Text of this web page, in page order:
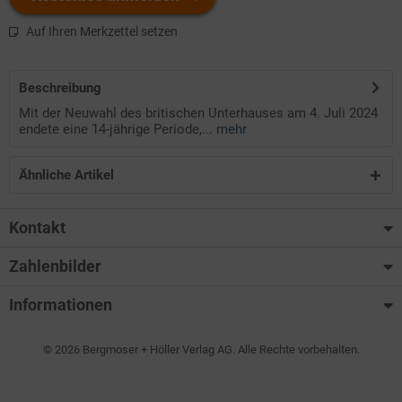
Auf Ihren Merkzettel setzen
Beschreibung
Mit der Neuwahl des britischen Unterhauses am 4. Juli 2024
endete eine 14-jährige Periode,... mehr
Ähnliche Artikel
Kontakt
Zahlenbilder
Informationen
© 2026 Bergmoser + Höller Verlag AG. Alle Rechte vorbehalten.